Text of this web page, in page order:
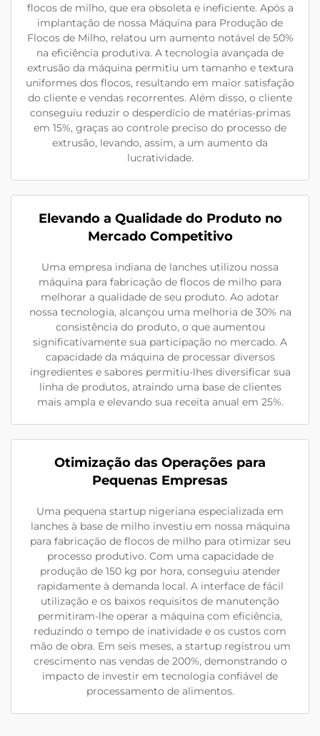
flocos de milho, que era obsoleta e ineficiente. Após a
implantação de nossa Máquina para Produção de
Flocos de Milho, relatou um aumento notável de 50%
na eficiência produtiva. A tecnologia avançada de
extrusão da máquina permitiu um tamanho e textura
uniformes dos flocos, resultando em maior satisfação
do cliente e vendas recorrentes. Além disso, o cliente
conseguiu reduzir o desperdício de matérias-primas
em 15%, graças ao controle preciso do processo de
extrusão, levando, assim, a um aumento da
lucratividade.
Elevando a Qualidade do Produto no
Mercado Competitivo
Uma empresa indiana de lanches utilizou nossa
máquina para fabricação de flocos de milho para
melhorar a qualidade de seu produto. Ao adotar
nossa tecnologia, alcançou uma melhoria de 30% na
consistência do produto, o que aumentou
significativamente sua participação no mercado. A
capacidade da máquina de processar diversos
ingredientes e sabores permitiu-lhes diversificar sua
linha de produtos, atraindo uma base de clientes
mais ampla e elevando sua receita anual em 25%.
Otimização das Operações para
Pequenas Empresas
Uma pequena startup nigeriana especializada em
lanches à base de milho investiu em nossa máquina
para fabricação de flocos de milho para otimizar seu
processo produtivo. Com uma capacidade de
produção de 150 kg por hora, conseguiu atender
rapidamente à demanda local. A interface de fácil
utilização e os baixos requisitos de manutenção
permitiram-lhe operar a máquina com eficiência,
reduzindo o tempo de inatividade e os custos com
mão de obra. Em seis meses, a startup registrou um
crescimento nas vendas de 200%, demonstrando o
impacto de investir em tecnologia confiável de
processamento de alimentos.